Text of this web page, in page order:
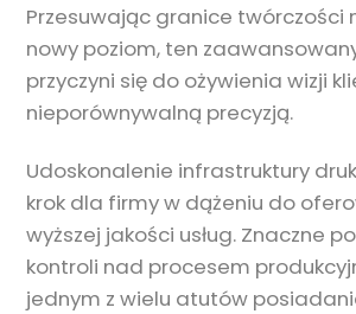
Przesuwając granice twórczości
nowy poziom, ten
przyczyni się do ożywienia wizji
nieporównywalną precyzją.
Udoskonalenie infrastruktury
krok dla firmy w dążeniu do
wyższej jakości usług. Znaczne
kontroli nad procesem
jednym z wielu atutów